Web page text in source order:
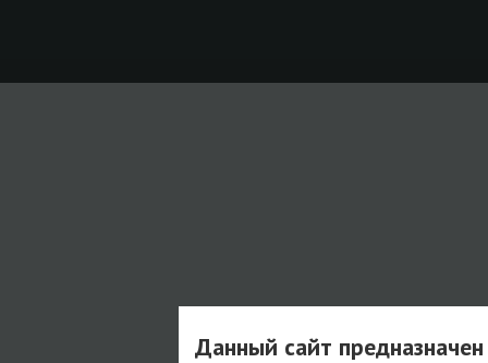
Данный сайт